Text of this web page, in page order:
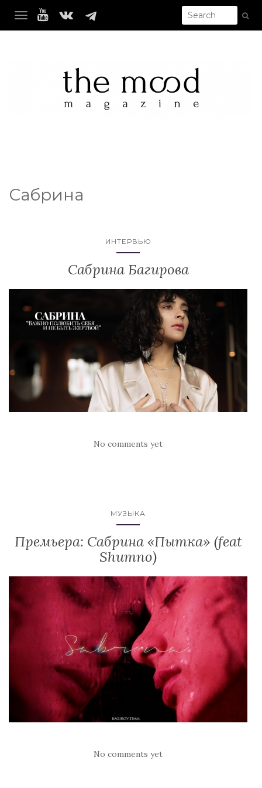
TOGGLE NAVIGATION
Сабрина
ИНТЕРВЬЮ
Сабрина Багирова
No comments yet
МУЗЫКА
Премьера: Сабрина «Пытка» (feat
Shumno)
No comments yet